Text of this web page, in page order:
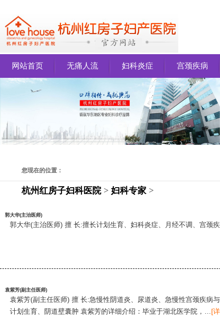
网站首页 无痛人流 妇科炎症 宫颈疾病
您现在的位置：
杭州红房子妇科医院> 妇科专家 >
郭大华(主治医师)
郭大华(主治医师) 擅 长:擅长计划生育、妇科炎症、月经不调、宫颈
袁紫芳(副主任医师)
袁紫芳(副主任医师) 擅 长:急慢性阴道炎、尿道炎、急慢性宫颈疾病
计划生育、阴道壁囊肿 袁紫芳的详细介绍：毕业于湖北医学院，… [